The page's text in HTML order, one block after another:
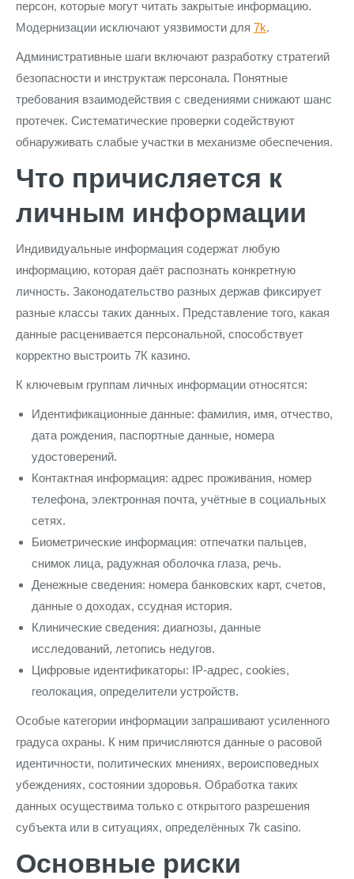
персон, которые могут читать закрытые информацию.
Модернизации исключают уязвимости для 7k.
Административные шаги включают разработку стратегий
безопасности и инструктаж персонала. Понятные
требования взаимодействия с сведениями снижают шанс
протечек. Систематические проверки содействуют
обнаруживать слабые участки в механизме обеспечения.
Что причисляется к
личным информации
Индивидуальные информация содержат любую
информацию, которая даёт распознать конкретную
личность. Законодательство разных держав фиксирует
разные классы таких данных. Представление того, какая
данные расценивается персональной, способствует
корректно выстроить 7К казино.
К ключевым группам личных информации относятся:
Идентификационные данные: фамилия, имя, отчество,
дата рождения, паспортные данные, номера
удостоверений.
Контактная информация: адрес проживания, номер
телефона, электронная почта, учётные в социальных
сетях.
Биометрические информация: отпечатки пальцев,
снимок лица, радужная оболочка глаза, речь.
Денежные сведения: номера банковских карт, счетов,
данные о доходах, ссудная история.
Клинические сведения: диагнозы, данные
исследований, летопись недугов.
Цифровые идентификаторы: IP-адрес, cookies,
геолокация, определители устройств.
Особые категории информации запрашивают усиленного
градуса охраны. К ним причисляются данные о расовой
идентичности, политических мнениях, вероисповедных
убеждениях, состоянии здоровья. Обработка таких
данных осуществима только с открытого разрешения
субъекта или в ситуациях, определённых 7k casino.
Основные риски